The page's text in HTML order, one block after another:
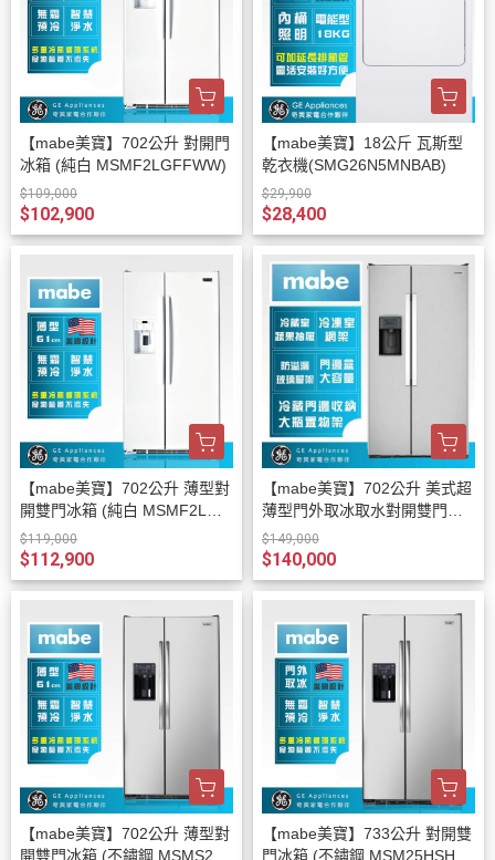
【mabe美寶】702公升 對開門
冰箱 (純白 MSMF2LGFFWW)
$109,000
$102,900
【mabe美寶】18公斤 瓦斯型
乾衣機(SMG26N5MNBAB)
$29,900
$28,400
【mabe美寶】702公升 薄型對
開雙門冰箱 (純白 MSMF2LGW
W)
$119,000
$112,900
【mabe美寶】702公升 美式超
薄型門外取冰取水對開雙門冰
箱 (不銹鋼 ONM23WKZGS)
$149,000
$140,000
【mabe美寶】702公升 薄型對
開雙門冰箱 (不鏽鋼 MSMS2L
【mabe美寶】733公升 對開雙
門冰箱 (不鏽鋼 MSM25HSHC